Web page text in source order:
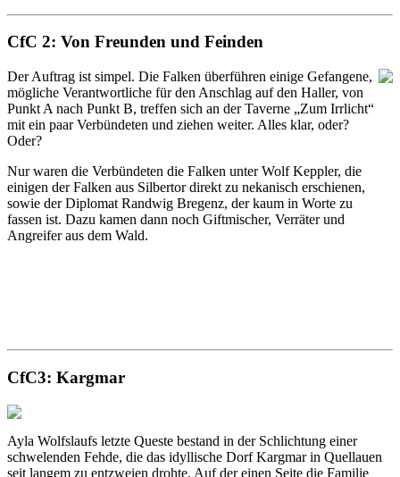
CfC 2: Von Freunden und Feinden
Der Auftrag ist simpel. Die Falken überführen einige Gefangene,
mögliche Verantwortliche für den Anschlag auf den Haller, von
Punkt A nach Punkt B, treffen sich an der Taverne „Zum Irrlicht“
mit ein paar Verbündeten und ziehen weiter. Alles klar, oder?
Oder?
Nur waren die Verbündeten die Falken unter Wolf Keppler, die
einigen der Falken aus Silbertor direkt zu nekanisch erschienen,
sowie der Diplomat Randwig Bregenz, der kaum in Worte zu
fassen ist. Dazu kamen dann noch Giftmischer, Verräter und
Angreifer aus dem Wald.
CfC3: Kargmar
Ayla Wolfslaufs letzte Queste bestand in der Schlichtung einer
schwelenden Fehde, die das idyllische Dorf Kargmar in Quellauen
seit langem zu entzweien drohte. Auf der einen Seite die Familie